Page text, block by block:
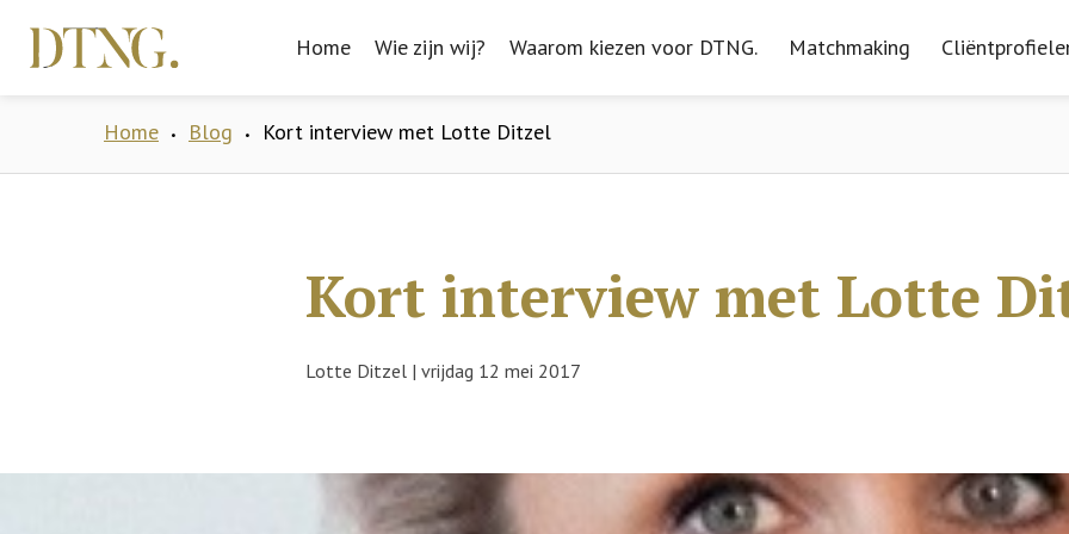
Home Wie zijn wij? Waarom kiezen voor DTNG. Matchmaking
Home Wie zijn wij? Waarom kiezen voor DTNG. Matchmaking
Home • Blog • Kort interview met Lotte Ditzel
Kort interview met Lotte
Lotte Ditzel | vrijdag 12 mei 2017